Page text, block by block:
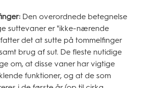
Den overordnede betegnelse
suttevaner er "ikke-nærende
det at sutte på tommelfinger
brug af sut. De fleste nutidige
om, at disse vaner har vigtige
funktioner, og at de som